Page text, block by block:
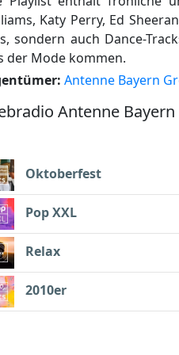
Katy Perry, Ed
sondern auch Dance-
der Mode kommen.
Antenne Bayern
Antenne Bayern
Oktoberfest
Pop XXL
Relax
2010er